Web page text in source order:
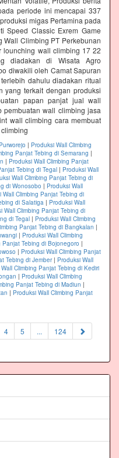
periode ini mencapai 337
migas Pertamina pada
Speed Classic Exrem Game
Wall Climbing PT Perkebunan
lounching wall climbing 17 22
diadakan di Wisata Agro
diwakili oleh Camat Sapuran
dahulu diadakan ritual
yang terkait dengan produksi
papan panjat jual wall
wall climbing jasa
wall climbing cara membuat
| Produksi Wall Climbing
Panjat Tebing di Semarang |
| Produksi Wall Climbing Panjat
Tebing di Tegal | Produksi Wall
Wall Climbing Panjat Tebing di
di Wonosobo | Produksi Wall
Wall Climbing Panjat Tebing di
di Salatiga | Produksi Wall
Wall Climbing Panjat Tebing di
di Tegal | Produksi Wall Climbing
Panjat Tebing di Bangkalan |
| Produksi Wall Climbing
Panjat Tebing di Bojonegoro |
| Produksi Wall Climbing Panjat
Tebing di Jember| Produksi Wall
Climbing Panjat Tebing di Kediri
| Produksi Wall Climbing
Panjat Tebing di Madiun |
| Produksi Wall Climbing Panjat
4 5 ... 124